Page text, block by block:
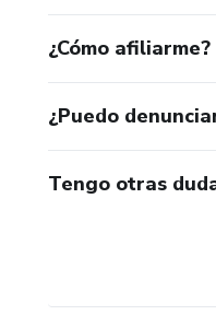
¿Cómo afiliarme?
¿Puedo
Tengo otras